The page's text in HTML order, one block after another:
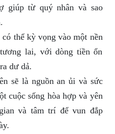
giúp từ quý nhân và sao
thể kỳ vọng vào một nền
lai, với dòng tiền ổn
dư dả.
sẽ là nguồn an ủi và sức
cuộc sống hòa hợp và yên
và tâm trí để vun đắp